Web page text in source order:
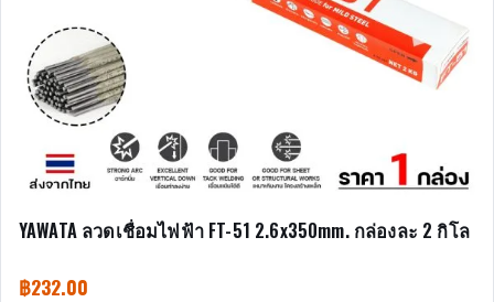
YAWATA ลวดเชื่อมไฟฟ้า FT-51 2.6x350mm. กล่องละ 2 กิโล
฿232.00